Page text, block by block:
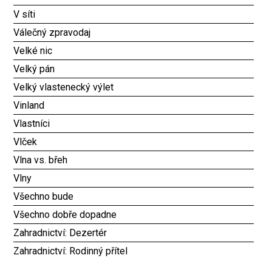
V síti
Válečný zpravodaj
Velké nic
Velký pán
Velký vlastenecký výlet
Vinland
Vlastníci
Vlček
Vlna vs. břeh
Vlny
Všechno bude
Všechno dobře dopadne
Zahradnictví: Dezertér
Zahradnictví: Rodinný přítel